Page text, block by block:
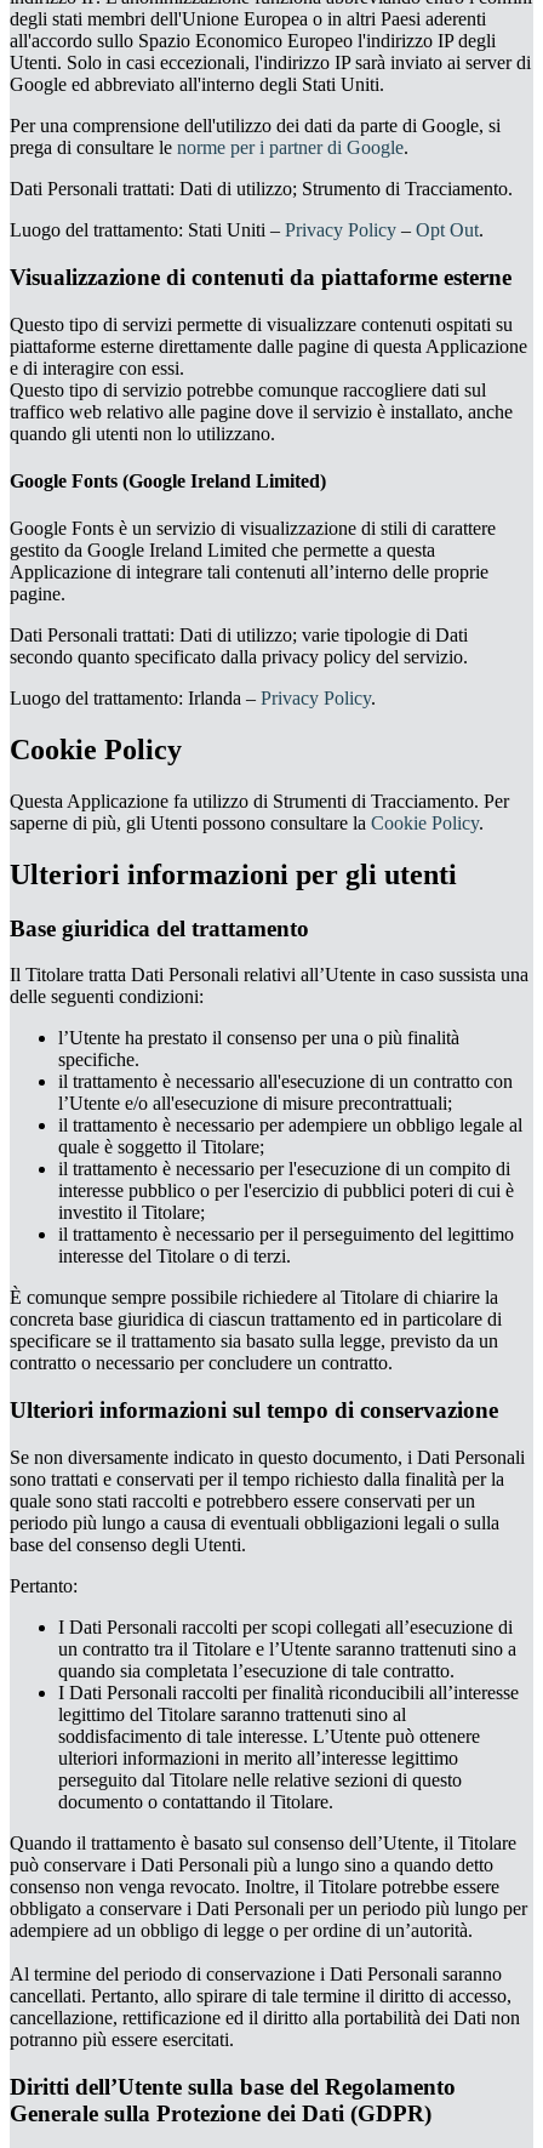
degli stati membri dell'Unione Europea o in altri Paesi aderenti
all'accordo sullo Spazio Economico Europeo l'indirizzo IP degli
Utenti. Solo in casi eccezionali, l'indirizzo IP sarà inviato ai server di
Google ed abbreviato all'interno degli Stati Uniti.
Per una comprensione dell'utilizzo dei dati da parte di Google, si
prega di consultare le norme per i partner di Google.
Dati Personali trattati: Dati di utilizzo; Strumento di Tracciamento.
Luogo del trattamento: Stati Uniti – Privacy Policy – Opt Out.
Visualizzazione di contenuti da piattaforme esterne
Questo tipo di servizi permette di visualizzare contenuti ospitati su
piattaforme esterne direttamente dalle pagine di questa Applicazione
e di interagire con essi.
Questo tipo di servizio potrebbe comunque raccogliere dati sul
traffico web relativo alle pagine dove il servizio è installato, anche
quando gli utenti non lo utilizzano.
Google Fonts (Google Ireland Limited)
Google Fonts è un servizio di visualizzazione di stili di carattere
gestito da Google Ireland Limited che permette a questa
Applicazione di integrare tali contenuti all’interno delle proprie
pagine.
Dati Personali trattati: Dati di utilizzo; varie tipologie di Dati
secondo quanto specificato dalla privacy policy del servizio.
Luogo del trattamento: Irlanda – Privacy Policy.
Cookie Policy
Questa Applicazione fa utilizzo di Strumenti di Tracciamento. Per
saperne di più, gli Utenti possono consultare la Cookie Policy.
Ulteriori informazioni per gli utenti
Base giuridica del trattamento
Il Titolare tratta Dati Personali relativi all’Utente in caso sussista una
delle seguenti condizioni:
l’Utente ha prestato il consenso per una o più finalità
specifiche.
il trattamento è necessario all'esecuzione di un contratto con
l’Utente e/o all'esecuzione di misure precontrattuali;
il trattamento è necessario per adempiere un obbligo legale al
quale è soggetto il Titolare;
il trattamento è necessario per l'esecuzione di un compito di
interesse pubblico o per l'esercizio di pubblici poteri di cui è
investito il Titolare;
il trattamento è necessario per il perseguimento del legittimo
interesse del Titolare o di terzi.
È comunque sempre possibile richiedere al Titolare di chiarire la
concreta base giuridica di ciascun trattamento ed in particolare di
specificare se il trattamento sia basato sulla legge, previsto da un
contratto o necessario per concludere un contratto.
Ulteriori informazioni sul tempo di conservazione
Se non diversamente indicato in questo documento, i Dati Personali
sono trattati e conservati per il tempo richiesto dalla finalità per la
quale sono stati raccolti e potrebbero essere conservati per un
periodo più lungo a causa di eventuali obbligazioni legali o sulla
base del consenso degli Utenti.
Pertanto:
I Dati Personali raccolti per scopi collegati all’esecuzione di
un contratto tra il Titolare e l’Utente saranno trattenuti sino a
quando sia completata l’esecuzione di tale contratto.
I Dati Personali raccolti per finalità riconducibili all’interesse
legittimo del Titolare saranno trattenuti sino al
soddisfacimento di tale interesse. L’Utente può ottenere
ulteriori informazioni in merito all’interesse legittimo
perseguito dal Titolare nelle relative sezioni di questo
documento o contattando il Titolare.
Quando il trattamento è basato sul consenso dell’Utente, il Titolare
può conservare i Dati Personali più a lungo sino a quando detto
consenso non venga revocato. Inoltre, il Titolare potrebbe essere
obbligato a conservare i Dati Personali per un periodo più lungo per
adempiere ad un obbligo di legge o per ordine di un’autorità.
Al termine del periodo di conservazione i Dati Personali saranno
cancellati. Pertanto, allo spirare di tale termine il diritto di accesso,
cancellazione, rettificazione ed il diritto alla portabilità dei Dati non
potranno più essere esercitati.
Diritti dell’Utente sulla base del Regolamento
Generale sulla Protezione dei Dati (GDPR)